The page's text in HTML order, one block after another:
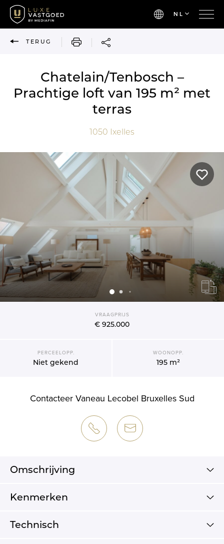
NL
TERUG AFDRUKKEN
Chatelain/Tenbosch –
Prachtige loft van 195 m² met
terras
1050 Ixelles
VRAAGPRIJS
€ 925.000
PERCEELOPP.
Niet gekend
WOONOPP.
195 m²
Contacteer Vaneau Lecobel Bruxelles Sud
Omschrijving
Kenmerken
Technisch